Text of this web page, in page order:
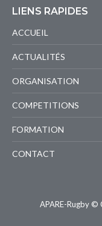
LIENS RAPIDES
ACCUEIL
ACTUALITÉS
ORGANISATION
COMPETITIONS
FORMATION
CONTACT
APARE-Rugby